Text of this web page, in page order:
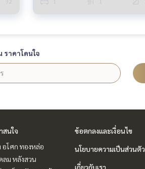
ราคาโดนใจ
สนใจ
อโศก ทองหล่อ
ลม หลังสวน
ข้อตกลงและเงื่อนไข
นโยบายความเป็นส่วนตัว
เกี่ยวกับเรา